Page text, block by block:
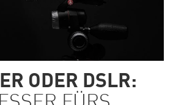
ODER DSLR: